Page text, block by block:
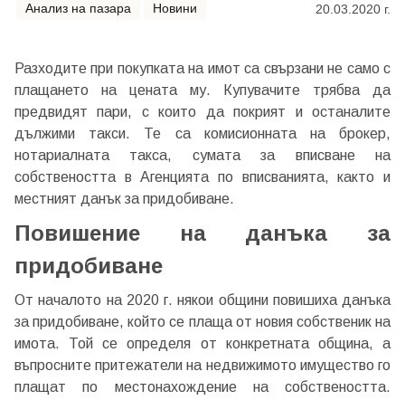
Анализ на пазара Новини 20.03.2020 г.
Разходите при покупката на имот са свързани не само с
плащането на цената му. Купувачите трябва да
предвидят пари, с които да покрият и останалите
дължими такси. Те са комисионната на брокер,
нотариалната такса, сумата за вписване на
собствеността в Агенцията по вписванията, както и
местният данък за придобиване.
Повишение на данъка за
придобиване
От началото на 2020 г. някои общини повишиха данъка
за придобиване, който се плаща от новия собственик на
имота. Той се определя от конкретната община, а
въпросните притежатели на недвижимото имущество го
плащат по местонахождение на собствеността.